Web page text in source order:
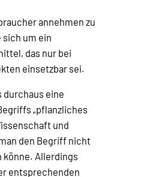
annehmen zu
sich um ein
das nur bei
einsetzbar sei.
durchaus eine
„pflanzliches
und
den Begriff nicht
Allerdings
entsprechenden